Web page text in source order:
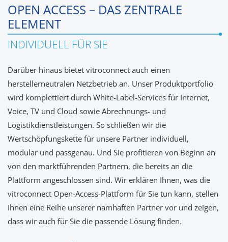
OPEN ACCESS – DAS ZENTRALE
ELEMENT
INDIVIDUELL FÜR SIE
Darüber hinaus bietet vitroconnect auch einen
herstellerneutralen Netzbetrieb an. Unser Produktportfolio
wird komplettiert durch White-Label-Services für Internet,
Voice, TV und Cloud sowie Abrechnungs- und
Logistikdienstleistungen. So schließen wir die
Wertschöpfungskette für unsere Partner individuell,
modular und passgenau. Und Sie profitieren von Beginn an
von den marktführenden Partnern, die bereits an die
Plattform angeschlossen sind. Wir erklären Ihnen, was die
vitroconnect Open-Access-Plattform für Sie tun kann, stellen
Ihnen eine Reihe unserer namhaften Partner vor und zeigen,
dass wir auch für Sie die passende Lösung finden.